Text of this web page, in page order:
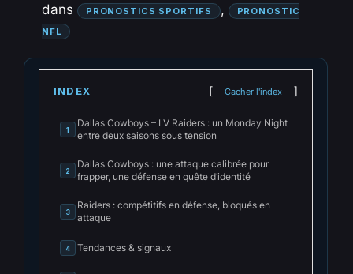
dans PRONOSTICS SPORTIFS ,
PRONOSTIC
NFL
INDEX Cacher l'index
1
Dallas Cowboys – LV Raiders : un Monday Night
entre deux saisons sous tension
2
Dallas Cowboys : une attaque calibrée pour
frapper, une défense en quête d’identité
3
Raiders : compétitifs en défense, bloqués en
attaque
4 Tendances & signaux